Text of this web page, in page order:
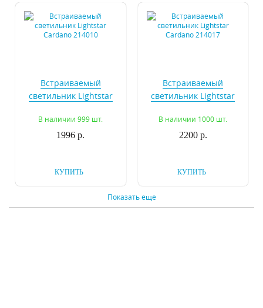
Встраиваемый
светильник Lightstar
В наличии 999 шт.
1996 р.
КУПИТЬ
Встраиваемый
светильник Lightstar
В наличии 1000 шт.
2200 р.
КУПИТЬ
Показать еще